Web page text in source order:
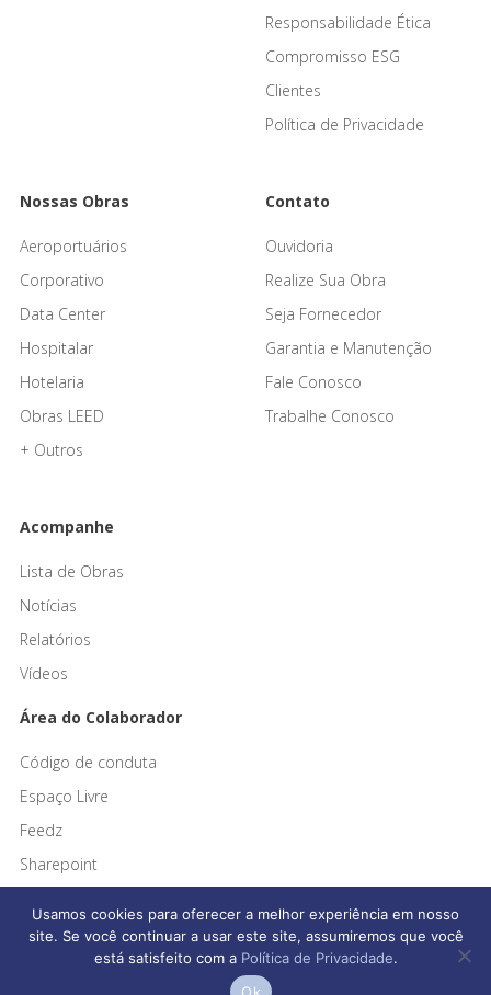
Responsabilidade Ética
Compromisso ESG
Clientes
Política de Privacidade
Nossas Obras
Aeroportuários
Corporativo
Data Center
Hospitalar
Hotelaria
Obras LEED
+ Outros
Contato
Ouvidoria
Realize Sua Obra
Seja Fornecedor
Garantia e Manutenção
Fale Conosco
Trabalhe Conosco
Acompanhe
Lista de Obras
Notícias
Relatórios
Vídeos
Área do Colaborador
Código de conduta
Espaço Livre
Feedz
Sharepoint
Afonso França Engenharia © 2026 Todos os direitos reservados
Usamos cookies para oferecer a melhor experiência em nosso
site. Se você continuar a usar este site, assumiremos que você
está satisfeito com a Política de Privacidade.
Ok